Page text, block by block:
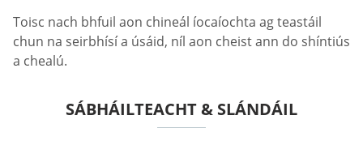
Toisc nach bhfuil aon chineál íocaíochta ag teastáil
chun na seirbhísí a úsáid, níl aon cheist ann do shíntiús
a chealú.
SÁBHÁILTEACHT & SLÁNDÁIL